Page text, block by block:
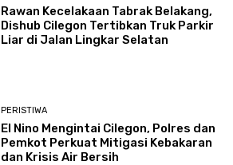
Rawan Kecelakaan Tabrak Belakang,
Dishub Cilegon Tertibkan Truk Parkir
Liar di Jalan Lingkar Selatan
PERISTIWA
El Nino Mengintai Cilegon, Polres dan
Pemkot Perkuat Mitigasi Kebakaran
dan Krisis Air Bersih